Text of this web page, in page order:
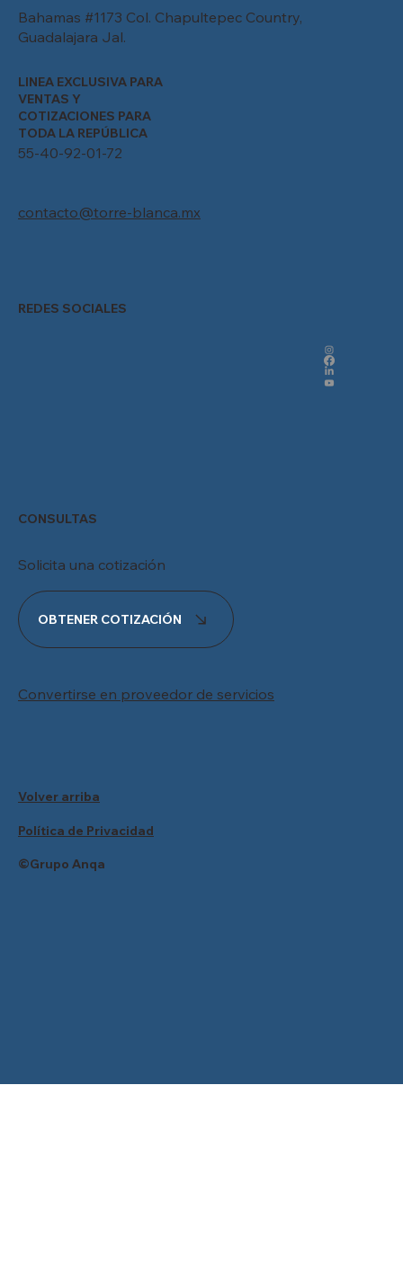
Bahamas #1173 Col. Chapultepec Country,
Guadalajara Jal.
LINEA EXCLUSIVA PARA
VENTAS Y
COTIZACIONES PARA
TODA LA REPÚBLICA
55-40-92-01-72
contacto@torre-blanca.mx
REDES SOCIALES
CONSULTAS
Solicita una cotización
OBTENER COTIZACIÓN
Convertirse en proveedor de servicios
Política de Privacidad
Volver arriba
©Grupo Anqa